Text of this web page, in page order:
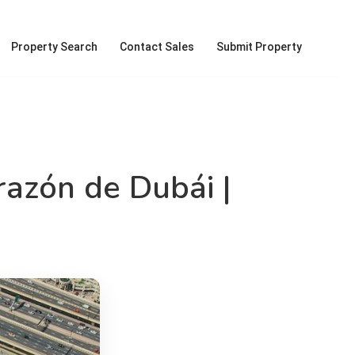
Property Search Contact Sales Submit Property
de Dubái |